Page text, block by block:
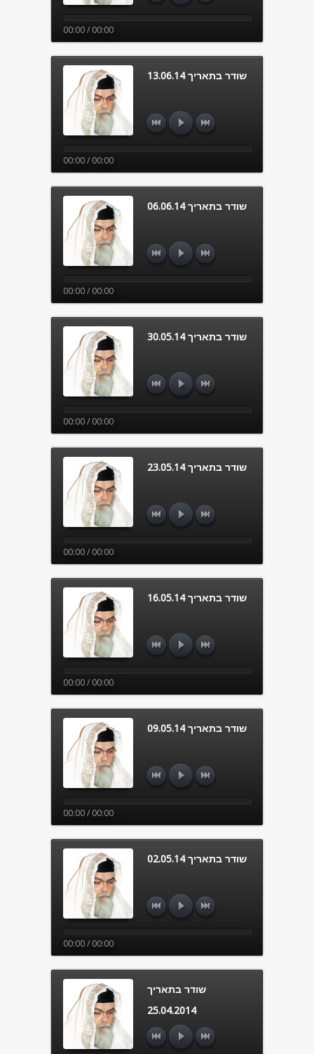
00:00 / 00:00
שודר בתאריך 13.06.14
00:00 / 00:00
שודר בתאריך 06.06.14
00:00 / 00:00
שודר בתאריך 30.05.14
00:00 / 00:00
שודר בתאריך 23.05.14
00:00 / 00:00
שודר בתאריך 16.05.14
00:00 / 00:00
שודר בתאריך 09.05.14
00:00 / 00:00
שודר בתאריך 02.05.14
00:00 / 00:00
שודר בתאריך
25.04.2014